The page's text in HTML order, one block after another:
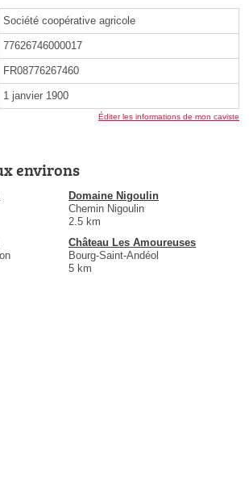
Société coopérative agricole
77626746000017
FR08776267460
1 janvier 1900
Éditer les informations de mon caviste
environs
Domaine Nigoulin
Chemin Nigoulin
2.5 km
Château Les Amoureuses
Bourg-Saint-Andéol
5 km